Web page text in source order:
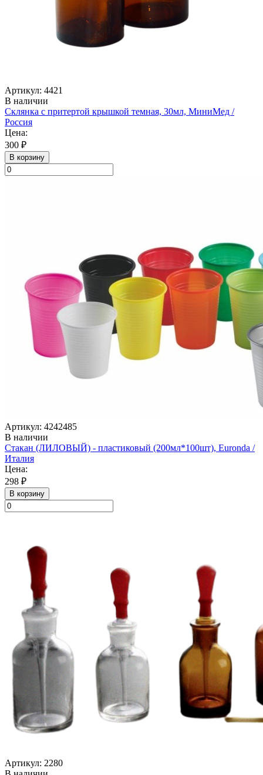
Артикул: 4421
В наличии
Склянка с притертой крышкой темная, 30мл, МиниМед /
Россия
Цена:
300 ₽
В корзину
Артикул: 4242485
В наличии
Стакан (ЛИЛОВЫЙ) - пластиковый (200мл*100шт), Euronda /
Италия
Цена:
298 ₽
В корзину
Артикул: 2280